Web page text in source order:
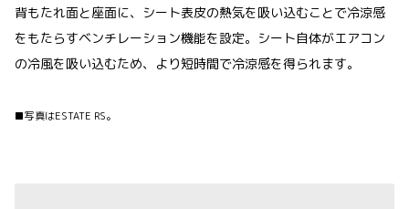
背もたれ面と座面に、シート表皮の熱気を吸い込むことで冷涼感
をもたらすベンチレーション機能を設定。シート自体がエアコン
の冷風を吸い込むため、より短時間で冷涼感を得られます。
■写真はESTATE RS。